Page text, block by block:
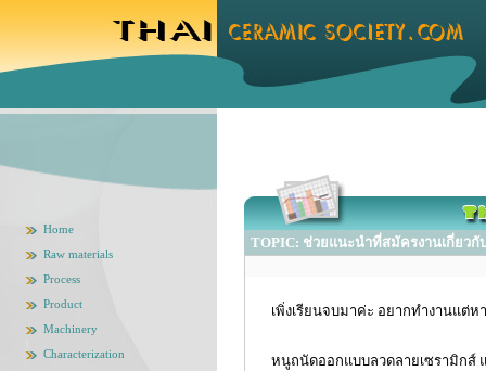
Home
Raw materials
Process
Product
Machinery
Characterization
TOPIC: ช่วยแนะนำที่สมัครงานเกี่ยว
เพิ่งเรียนจบมาค่ะ อยากทำงานแต่
หนูถนัดออกแบบลวดลายเซรามิกส์